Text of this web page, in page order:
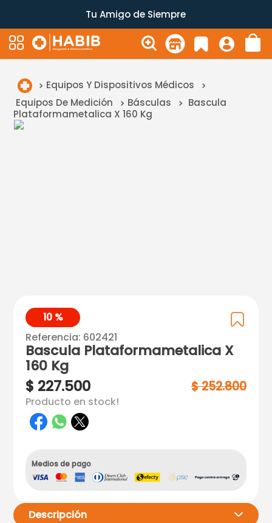
Tu Amigo de Siempre
Equipos Y Dispositivos Médicos
Equipos De Medición
Básculas
Bascula
Plataformametalica X 160 Kg
10 %
Referencia: 602421
Bascula Plataformametalica X
160 Kg
$ 227.500 $252.800
Producto en stock!
Medios de pago
Descripción